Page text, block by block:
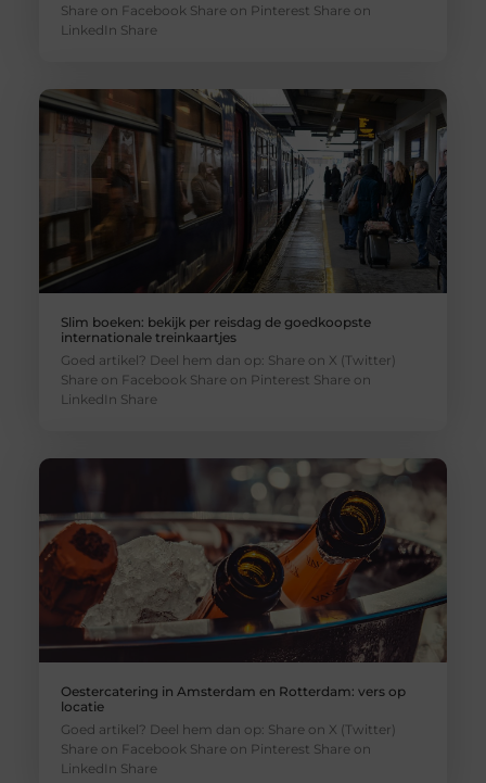
Share on Facebook Share on Pinterest Share on
LinkedIn Share
Slim boeken: bekijk per reisdag de goedkoopste
internationale treinkaartjes
Goed artikel? Deel hem dan op: Share on X (Twitter)
Share on Facebook Share on Pinterest Share on
LinkedIn Share
Oestercatering in Amsterdam en Rotterdam: vers op
locatie
Goed artikel? Deel hem dan op: Share on X (Twitter)
Share on Facebook Share on Pinterest Share on
LinkedIn Share